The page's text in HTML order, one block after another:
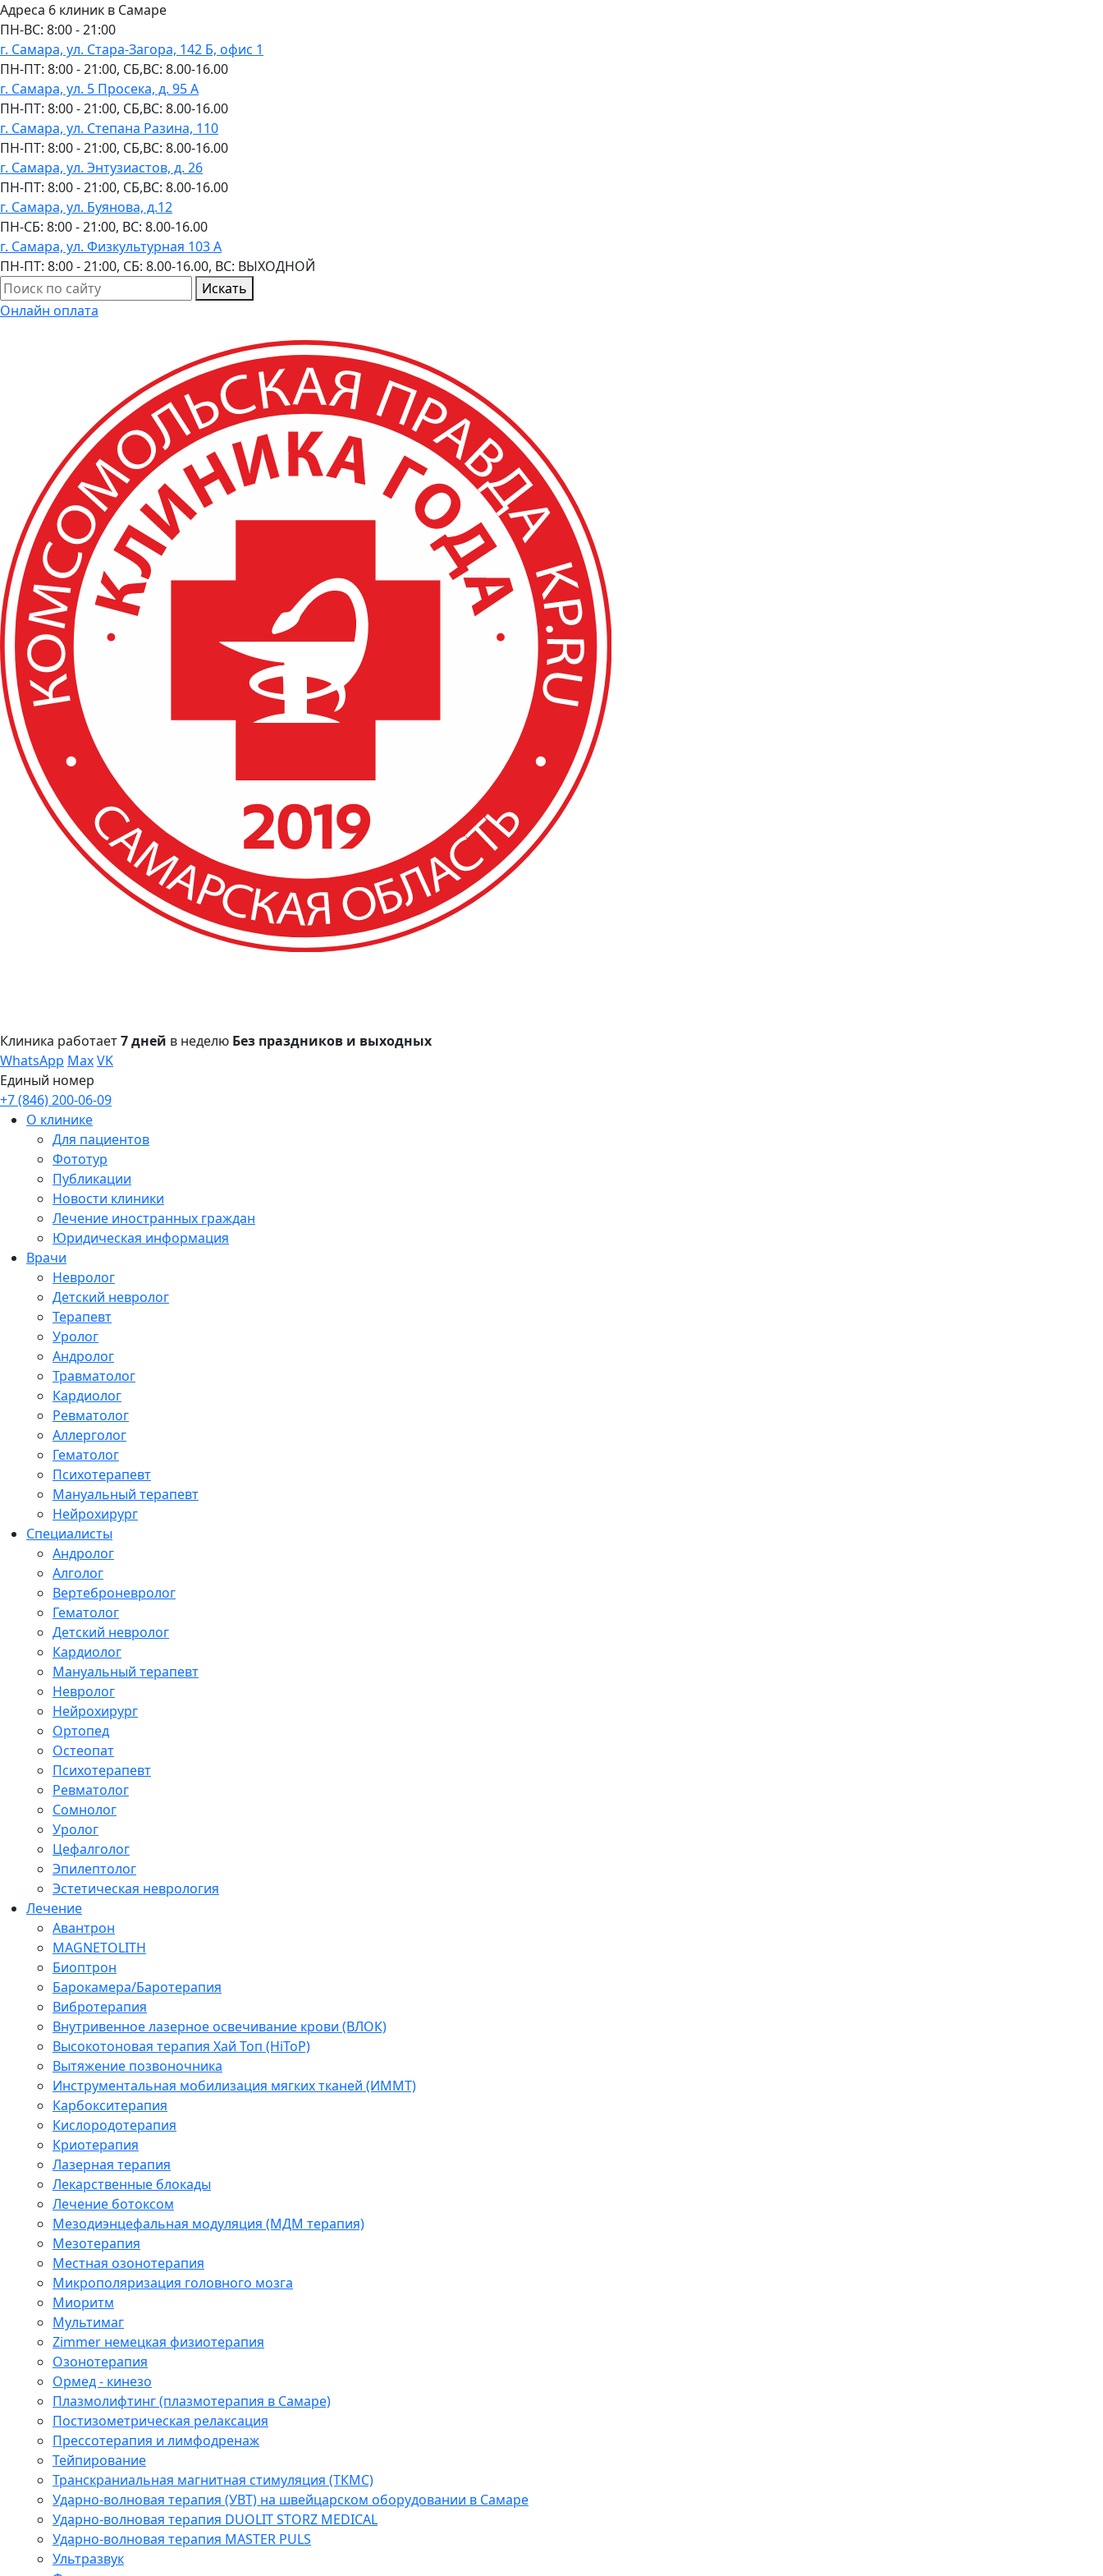
Адреса 6 клиник в Самаре
ПН-ВC: 8:00 - 21:00
г. Самара, ул. Стара-Загора, 142 Б, офис 1
ПН-ПТ: 8:00 - 21:00, СБ,ВС: 8.00-16.00
г. Самара, ул. 5 Просека, д. 95 А
ПН-ПТ: 8:00 - 21:00, СБ,ВС: 8.00-16.00
г. Самара, ул. Степана Разина, 110
ПН-ПТ: 8:00 - 21:00, СБ,ВС: 8.00-16.00
г. Самара, ул. Энтузиастов, д. 26
ПН-ПТ: 8:00 - 21:00, СБ,ВС: 8.00-16.00
г. Самара, ул. Буянова, д.12
ПН-СБ: 8:00 - 21:00, ВС: 8.00-16.00
г. Самара, ул. Физкультурная 103 А
ПН-ПТ: 8:00 - 21:00, СБ: 8.00-16.00, ВС: ВЫХОДНОЙ
Искать
Онлайн оплата
Клиника работает7 дней в неделю Без праздников и выходных
WhatsApp MaxVK
Единый номер
+7 (846) 200-06-09
О клинике
Для пациентов
Фототур
Публикации
Новости клиники
Лечение иностранных граждан
Юридическая информация
Врачи
Невролог
Детский невролог
Терапевт
Уролог
Андролог
Травматолог
Кардиолог
Ревматолог
Аллерголог
Гематолог
Психотерапевт
Мануальный терапевт
Нейрохирург
Специалисты
Андролог
Алголог
Вертеброневролог
Гематолог
Детский невролог
Кардиолог
Мануальный терапевт
Невролог
Нейрохирург
Ортопед
Остеопат
Психотерапевт
Ревматолог
Сомнолог
Уролог
Цефалголог
Эпилептолог
Эстетическая неврология
Лечение
Авантрон
MAGNETOLITH
Биоптрон
Барокамера/Баротерапия
Вибротерапия
Внутривенное лазерное освечивание крови (ВЛОК)
Высокотоновая терапия Хай Топ (HiToP)
Вытяжение позвоночника
Инструментальная мобилизация мягких тканей (ИММТ)
Карбокситерапия
Кислородотерапия
Криотерапия
Лазерная терапия
Лекарственные блокады
Лечение ботоксом
Мезодиэнцефальная модуляция (МДМ терапия)
Мезотерапия
Местная озонотерапия
Микрополяризация головного мозга
Миоритм
Мультимаг
Zimmer немецкая физиотерапия
Озонотерапия
Ормед - кинезо
Плазмолифтинг (плазмотерапия в Самаре)
Постизометрическая релаксация
Прессотерапия и лимфодренаж
Тейпирование
Транскраниальная магнитная стимуляция (ТКМС)
Ударно-волновая терапия (УВТ) на швейцарском оборудовании в Самаре
Ударно-волновая терапия DUOLIT STORZ MEDICAL
Ударно-волновая терапия MASTER PULS
Ультразвук